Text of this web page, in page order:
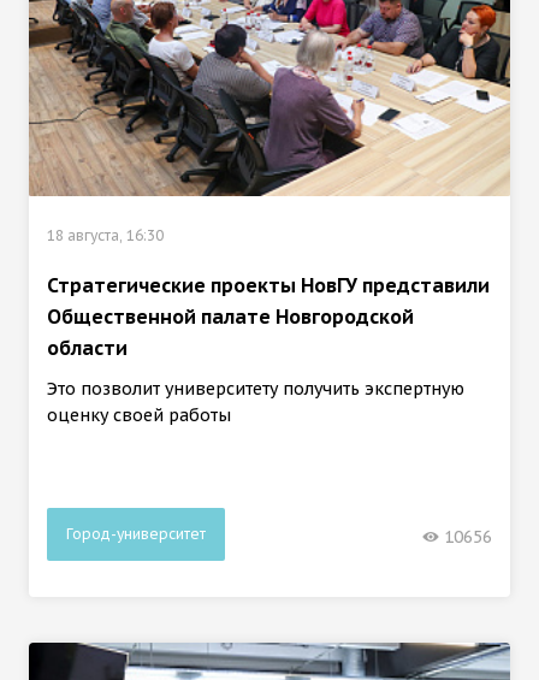
18 августа, 16:30
Стратегические проекты НовГУ представили
Общественной палате Новгородской
области
Это позволит университету получить экспертную
оценку своей работы
Город-университет 10656